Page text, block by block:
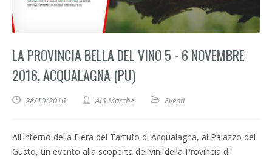
LA PROVINCIA BELLA DEL VINO 5 - 6 NOVEMBRE
2016, ACQUALAGNA (PU)
28/10/2016 AIS Marche Eventi
All'interno della Fiera del Tartufo di Acqualagna, al Palazzo del
Gusto, un evento alla scoperta dei vini della Provincia di